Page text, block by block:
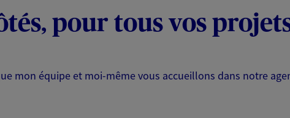
pour tous vos
mon équipe et moi-même vous accueillons dans notre